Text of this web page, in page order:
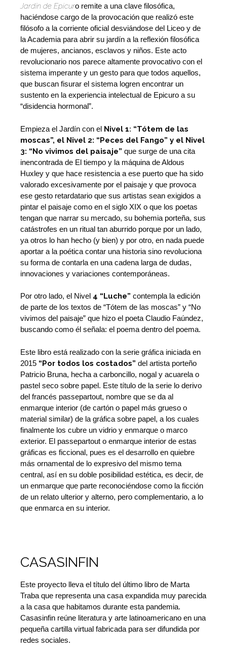
Jardín de Epicuro remite a una clave filosófica,
haciéndose cargo de la provocación que realizó este
filósofo a la corriente oficial desviándose del Liceo y de
la Academia para abrir su jardín a la reflexión filosófica
de mujeres, ancianos, esclavos y niños. Este acto
revolucionario nos parece altamente provocativo con el
sistema imperante y un gesto para que todos aquellos,
que buscan fisurar el sistema logren encontrar un
sustento en la experiencia intelectual de Epicuro a su
“disidencia hormonal”.
Empieza el Jardín con el Nivel 1: “Tótem de las
moscas”, el Nivel 2: “Peces del Fango” y el Nivel
3: “No vivimos del paisaje” que surge de una cita
inencontrada de El tiempo y la máquina de Aldous
Huxley y que hace resistencia a ese puerto que ha sido
valorado excesivamente por el paisaje y que provoca
ese gesto retardatario que sus artistas sean exigidos a
pintar el paisaje como en el siglo XIX o que los poetas
tengan que narrar su mercado, su bohemia porteña, sus
catástrofes en un ritual tan aburrido porque por un lado,
ya otros lo han hecho (y bien) y por otro, en nada puede
aportar a la poética contar una historia sino revoluciona
su forma de contarla en una cadena larga de dudas,
innovaciones y variaciones contemporáneas.
Por otro lado, el Nivel 4 “Luche” contempla la edición
de parte de los textos de “Tótem de las moscas” y “No
vivimos del paisaje” que hizo el poeta Claudio Faúndez,
buscando como él señala: el poema dentro del poema.
Este libro está realizado con la serie gráfica iniciada en
2015 “Por todos los costados” del artista porteño
Patricio Bruna, hecha a carboncillo, nogal y acuarela o
pastel seco sobre papel. Este título de la serie lo derivo
del francés passepartout, nombre que se da al
enmarque interior (de cartón o papel más grueso o
material similar) de la gráfica sobre papel, a los cuales
finalmente los cubre un vidrio y enmarque o marco
exterior. El passepartout o enmarque interior de estas
gráficas es ficcional, pues es el desarrollo en quiebre
más ornamental de lo expresivo del mismo tema
central, así en su doble posibilidad estética, es decir, de
un enmarque que parte reconociéndose como la ficción
de un relato ulterior y alterno, pero complementario, a lo
que enmarca en su interior.
CASASINFIN
Este proyecto lleva el título del último libro de Marta
Traba que representa una casa expandida muy parecida
a la casa que habitamos durante esta pandemia.
Casasinfin reúne literatura y arte latinoamericano en una
pequeña cartilla virtual fabricada para ser difundida por
redes sociales.